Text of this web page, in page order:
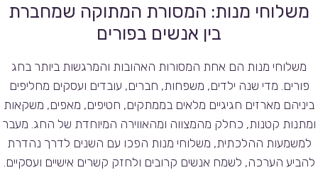
משלוחי מנות: המסורת המתוקה שמחברת
בין אנשים בפורים
משלוחי מנות הם אחת המסורות האהובות והמרגשות ביותר בחג
פורים. מדי שנה ילדים, משפחות, חברים, עובדים ועסקים מחליפים
ביניהם מארזים חגיגיים מלאים בממתקים, חטיפים, מאפים, משקאות
ומתנות קטנות, כחלק מהמצווה ומהאווירה המיוחדת של החג. מעבר
למשמעות ההלכתית, משלוחי מנות הפכו עם השנים לדרך נהדרת
להביע הערכה, לשמח אנשים קרובים ולחזק קשרים אישיים ועסקיים.